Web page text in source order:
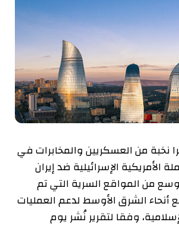
نخبة من العسكريين والمخابرات في
الأمريكية الإسرائيلية ضد إيران
من المواقع السرية التي تم
الشرق الأوسط لدعم العمليات
وفقا لتقرير نُشر يوم